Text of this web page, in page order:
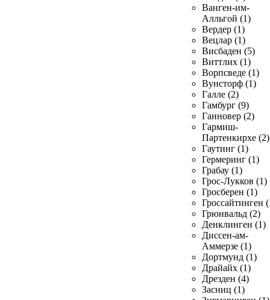
Ванген-им-
Алльгой (1)
Вердер (1)
Вецлар (1)
Висбаден (5)
Виттлих (1)
Ворпсведе (1)
Вунсторф (1)
Галле (2)
Гамбург (9)
Ганновер (2)
Гармиш-
Партенкирхе (2)
Гаутинг (1)
Гермеринг (1)
Грабау (1)
Грос-Лукков (1)
Гросберен (1)
Гроссайтинген
Грюнвальд (2)
Денклинген (1)
Диссен-ам-
Аммерзе (1)
Дортмунд (1)
Драйайх (1)
Дрезден (4)
Засниц (1)